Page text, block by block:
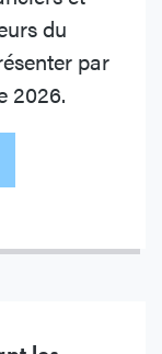
du
par
2026.